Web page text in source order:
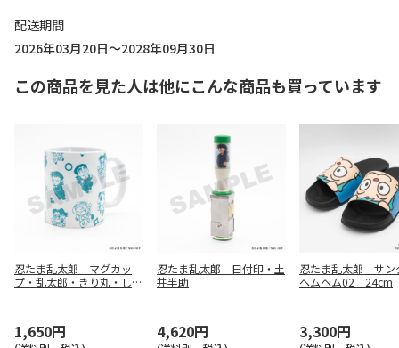
配送期間
2026年03月20日～2028年09月30日
この商品を見た人は他にこんな商品も買っています
忍たま乱太郎 マグカッ
プ・乱太郎・きり丸・しん
1,650円
忍たま乱太郎 日付印・土
井半助
4,620円
忍たま乱太郎 サ
ヘムヘム02 24cm
3,300円